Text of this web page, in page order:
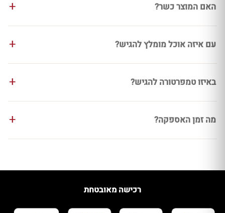
האם המוצר כשר?
עם איזה אוכל מומלץ להגיש?
באיזו טמפרטורה להגיש?
מה זמן האספקה?
רכישה מאובטחת